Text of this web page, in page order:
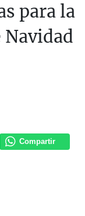
para la
Compartir